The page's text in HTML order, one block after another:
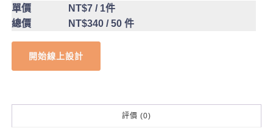
單價 NT$7/ 1件
總價
NT$340/ 50 件
開始線上設計
評價 (0)